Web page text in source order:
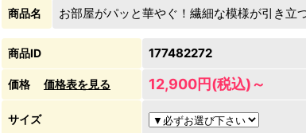
商品名 お部屋がパッと華やぐ！繊細な模様が引き
商品ID 177482272
価格 価格表を見る 12,900円(税込)～
サイズ